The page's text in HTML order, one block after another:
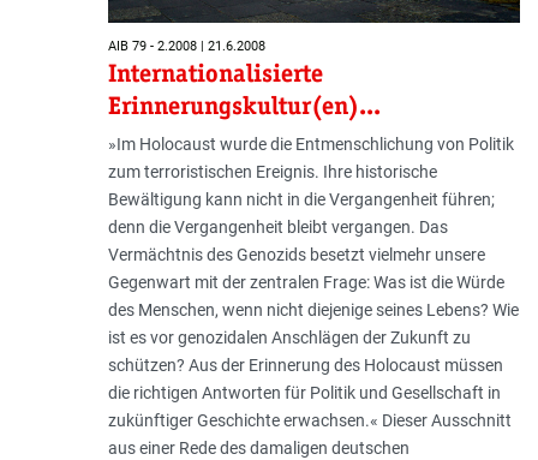
AIB 79 - 2.2008 | 21.6.2008
Internationalisierte
Erinnerungskultur(en)...
»Im Holocaust wurde die Entmenschlichung von Politik
zum terroristischen Ereignis. Ihre historische
Bewältigung kann nicht in die Vergangenheit führen;
denn die Vergangenheit bleibt vergangen. Das
Vermächtnis des Genozids besetzt vielmehr unsere
Gegenwart mit der zentralen Frage: Was ist die Würde
des Menschen, wenn nicht diejenige seines Lebens? Wie
ist es vor genozidalen Anschlägen der Zukunft zu
schützen? Aus der Erinnerung des Holocaust müssen
die richtigen Antworten für Politik und Gesellschaft in
zukünftiger Geschichte erwachsen.« Dieser Ausschnitt
aus einer Rede des damaligen deutschen